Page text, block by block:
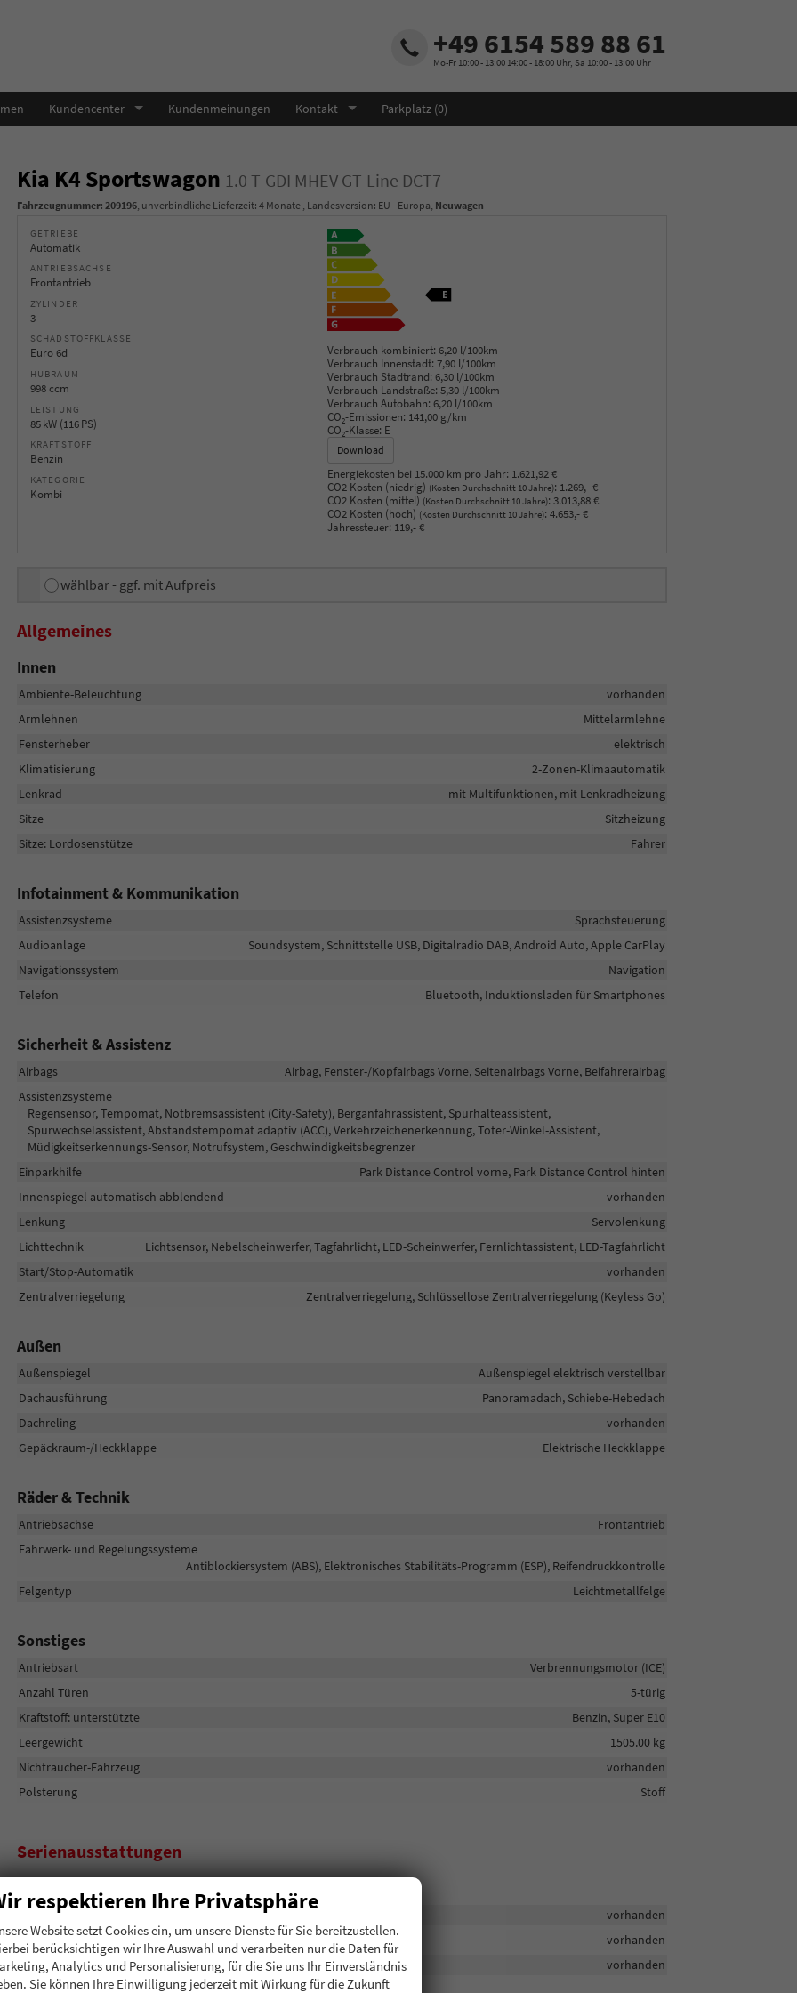
+49 6154 589 88 61
Mo-Fr 10:00 - 13:00 14:00 - 18:00 Uhr, Sa 10:00 - 13:00 Uhr
Kundencenter Kundenmeinungen Kontakt Parkplatz (0)
Kia K4 Sportswagon 1.0 T-GDI MHEV GT-Line DCT7
Fahrzeugnummer: 209196, unverbindliche Lieferzeit: 4 Monate, Landesversion: EU - Europa, Neuwagen
GETRIEBE
Automatik
ANTRIEBSACHSE
Frontantrieb
ZYLINDER
3
SCHADSTOFFKLASSE
Euro 6d
HUBRAUM
998 ccm
LEISTUNG
85 kW (116 PS)
KRAFTSTOFF
Benzin
KATEGORIE
Kombi
Verbrauch kombiniert: 6,20 l/100km
Verbrauch Innenstadt: 7,90 l/100km
Verbrauch Stadtrand: 6,30 l/100km
Verbrauch Landstraße: 5,30 l/100km
Verbrauch Autobahn: 6,20 l/100km
CO2-Emissionen: 141,00 g/km
CO2-Klasse: E
Download
Energiekosten bei 15.000 km pro Jahr: 1.621,92 €
CO2 Kosten (niedrig) (Kosten Durchschnitt 10 Jahre): 1.269,- €
CO2 Kosten (mittel) (Kosten Durchschnitt 10 Jahre): 3.013,88 €
CO2 Kosten (hoch) (Kosten Durchschnitt 10 Jahre): 4.653,- €
Jahressteuer: 119,- €
wählbar - ggf. mit Aufpreis
Allgemeines
Innen
Ambiente-Beleuchtung
vorhanden
Armlehnen
Mittelarmlehne
Fensterheber
elektrisch
Klimatisierung
2-Zonen-Klimaautomatik
Lenkrad
mit Multifunktionen, mit Lenkradheizung
Sitze
Sitzheizung
Sitze: Lordosenstütze
Fahrer
Infotainment & Kommunikation
Assistenzsysteme
Sprachsteuerung
Audioanlage
Soundsystem, Schnittstelle USB, Digitalradio DAB, Android Auto, Apple CarPlay
Navigationssystem
Navigation
Telefon
Bluetooth, Induktionsladen für Smartphones
Sicherheit & Assistenz
Airbags
Airbag, Fenster-/Kopfairbags Vorne, Seitenairbags Vorne, Beifahrerairbag
Assistenzsysteme
Regensensor, Tempomat, Notbremsassistent (City-Safety), Berganfahrassistent, Spurhalteassistent,
Spurwechselassistent, Abstandstempomat adaptiv (ACC), Verkehrzeichenerkennung, Toter-Winkel-Assistent,
Müdigkeitserkennungs-Sensor, Notrufsystem, Geschwindigkeitsbegrenzer
Einparkhilfe
Park Distance Control vorne, Park Distance Control hinten
Innenspiegel automatisch abblendend
vorhanden
Lenkung
Servolenkung
Lichttechnik
Lichtsensor, Nebelscheinwerfer, Tagfahrlicht, LED-Scheinwerfer, Fernlichtassistent, LED-Tagfahrlicht
Start/Stop-Automatik
vorhanden
Zentralverriegelung
Zentralverriegelung, Schlüssellose Zentralverriegelung (Keyless Go)
Außen
Außenspiegel
Außenspiegel elektrisch verstellbar
Dachausführung
Panoramadach, Schiebe-Hebedach
Dachreling
vorhanden
Gepäckraum-/Heckklappe
Elektrische Heckklappe
Räder & Technik
Antriebsachse
Frontantrieb
Fahrwerk- und Regelungssysteme
Antiblockiersystem (ABS), Elektronisches Stabilitäts-Programm (ESP), Reifendruckkontrolle
Felgentyp
Leichtmetallfelge
Sonstiges
Antriebsart
Verbrennungsmotor (ICE)
Anzahl Türen
5-türig
Kraftstoff: unterstützte
Benzin, Super E10
Leergewicht
1505.00 kg
Nichtraucher-Fahrzeug
vorhanden
Polsterung
Stoff
Serienausstattungen
Fahrersitz elektrisch verstellbar
vorhanden
Lenkrad beheizbar
vorhanden
Ambientebeleuchtung
vorhanden
respektieren Ihre Privatsphäre
Website setzt Cookies ein, um unsere Dienste für Sie bereitzustellen.
berücksichtigen wir Ihre Auswahl und verarbeiten nur die Daten für
Analytics und Personalisierung, für die Sie uns Ihr Einverständnis
Sie können Ihre Einwilligung jederzeit mit Wirkung für die Zukunft